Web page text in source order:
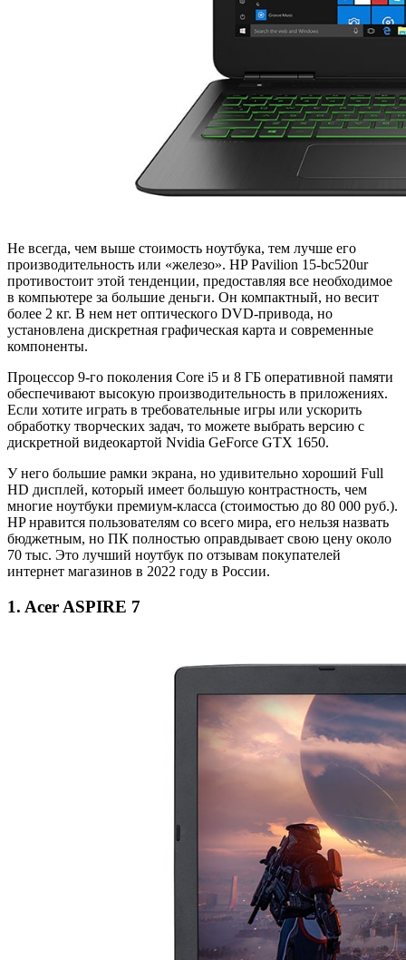
Не всегда, чем выше стоимость ноутбука, тем лучше его
производительность или «железо». HP Pavilion 15-bc520ur
противостоит этой тенденции, предоставляя все необходимое
в компьютере за большие деньги. Он компактный, но весит
более 2 кг. В нем нет оптического DVD-привода, но
установлена дискретная графическая карта и современные
компоненты.
Процессор 9-го поколения Core i5 и 8 ГБ оперативной памяти
обеспечивают высокую производительность в приложениях.
Если хотите играть в требовательные игры или ускорить
обработку творческих задач, то можете выбрать версию с
дискретной видеокартой Nvidia GeForce GTX 1650.
У него большие рамки экрана, но удивительно хороший Full
HD дисплей, который имеет большую контрастность, чем
многие ноутбуки премиум-класса (стоимостью до 80 000 руб.).
HP нравится пользователям со всего мира, его нельзя назвать
бюджетным, но ПК полностью оправдывает свою цену около
70 тыс. Это лучший ноутбук по отзывам покупателей
интернет магазинов в 2022 году в России.
1. Acer ASPIRE 7